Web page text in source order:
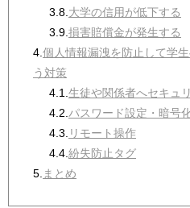
3.8.大学の信用が低下する
3.9.損害賠償金が発生する
4.個人情報漏洩を防止して学
う対策
4.1.生徒や関係者へセキュ
4.2.パスワード設定・暗号
4.3. リモート操作
4.4.紛失防止タグ
5. まとめ